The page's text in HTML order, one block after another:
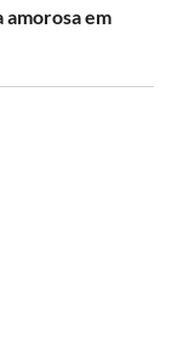
amorosa em